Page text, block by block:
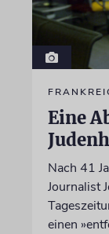
Eine
Nach 41
Journalist
einen